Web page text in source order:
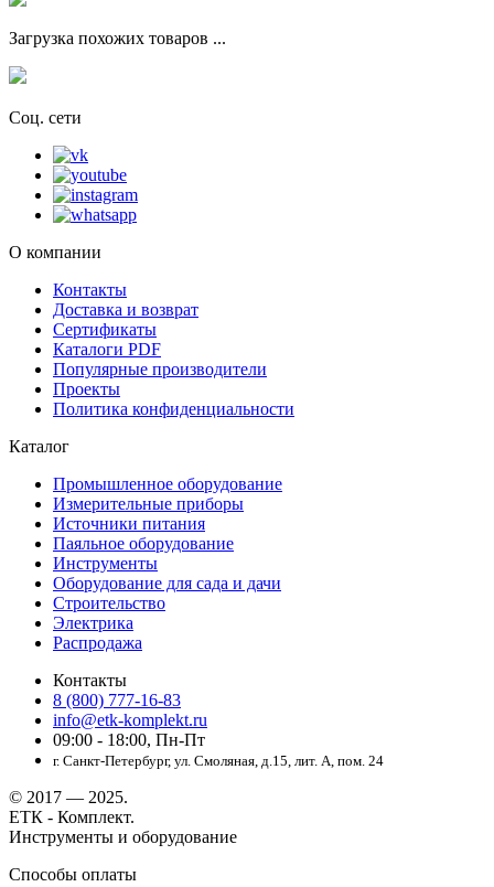
Загрузка похожих товаров ...
Соц. сети
О компании
Контакты
Доставка и возврат
Сертификаты
Каталоги PDF
Популярные производители
Проекты
Политика конфиденциальности
Каталог
Промышленное оборудование
Измерительные приборы
Источники питания
Паяльное оборудование
Инструменты
Оборудование для сада и дачи
Строительство
Электрика
Распродажа
Контакты
8 (800) 777-16-83
info@etk-komplekt.ru
09:00 - 18:00, Пн-Пт
г. Санкт-Петербург, ул. Смоляная, д.15, лит. А, пом. 24
© 2017 — 2025.
ЕТК - Комплект.
Инструменты и оборудование
Способы оплаты